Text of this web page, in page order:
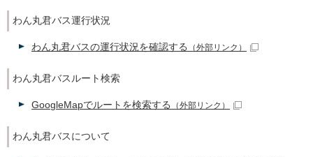
わん丸君バス運行状況
わん丸君バスの運行状況を確認する （外部リンク）
わん丸君バスルート検索
GoogleMapでルートを検索する （外部リンク）
わん丸君バスについて